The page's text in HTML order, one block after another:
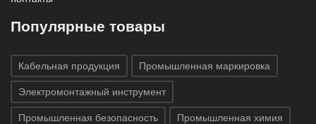
Популярные товары
Кабельная продукция Промышленная маркировка
Электромонтажный инструмент
Промышленная безопасность Промышленная химия